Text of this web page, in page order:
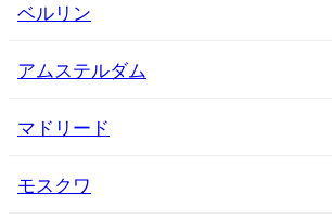
ベルリン
アムステルダム
マドリード
モスクワ